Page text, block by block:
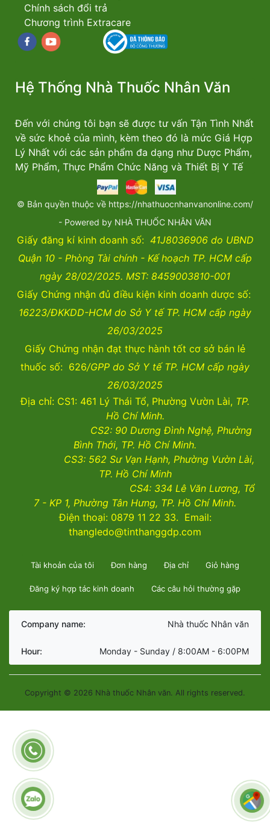
Chính sách đổi trả
Chương trình Extracare
Facebookyoutube
Hệ Thống Nhà Thuốc Nhân Văn
Đến với chúng tôi bạn sẽ được tư vấn Tận Tình Nhất
về sức khoẻ của mình, kèm theo đó là mức Giá Hợp
Lý Nhất với các sản phẩm đa dạng như Dược Phẩm,
Mỹ Phẩm, Thực Phẩm Chức Năng và Thiết Bị Y Tế
© Bản quyền thuộc về https://nhathuocnhanvanonline.com/
- Powered by NHÀ THUỐC NHÂN VĂN
Giấy đăng kí kinh doanh số: 41J8036906 do UBND
Quận 10 - Phòng Tài chính - Kế hoạch TP. HCM cấp
ngày 28/02/2025. MST: 8459003810-001
Giấy Chứng nhận đủ điều kiện kinh doanh dược số:
16223/ĐKKDD-HCM do Sở Y tế TP. HCM cấp ngày
26/03/2025
Giấy Chứng nhận đạt thực hành tốt cơ sở bán lẻ
thuốc số: 626/GPP do Sở Y tế TP. HCM cấp ngày
26/03/2025
Địa chỉ: CS1: 461 Lý Thái Tổ, Phường Vườn Lài, TP.
Hồ Chí Minh.
CS2: 90 Dương Đình Nghệ, Phường
Bình Thới, TP. Hồ Chí Minh.
CS3: 562 Sư Vạn Hạnh, Phường Vườn Lài,
TP. Hồ Chí Minh
CS4: 334 Lê Văn Lương, Tổ
7 - KP 1, Phường Tân Hưng, TP. Hồ Chí Minh.
Điện thoại: 0879 11 22 33. Email:
thangledo@tinthanggdp.com
Tài khoản của tôi Đơn hàng Địa chỉ Giỏ hàng
Đăng ký hợp tác kinh doanh Các câu hỏi thường gặp
Company name: Nhà thuốc Nhân văn
Hour: Monday - Sunday / 8:00AM - 6:00PM
Copyright © 2026 Nhà thuốc Nhân văn. All rights reserved.